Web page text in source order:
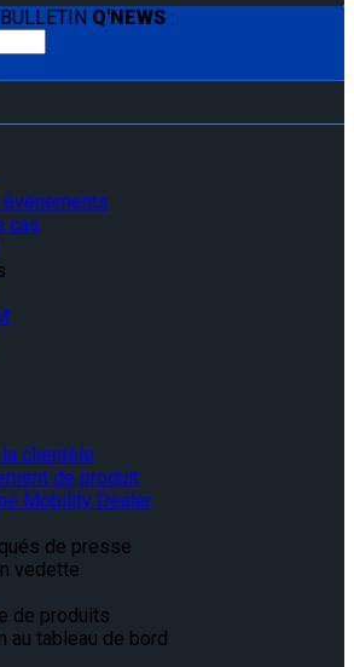
Q'NEWS :
cas
clientèle
de produit
Mobility Dealer
de presse
vedette
de produits
au tableau de bord